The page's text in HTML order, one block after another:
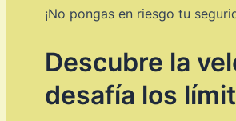
¡No pongas en riesgo tu
Descubre la
desafía los